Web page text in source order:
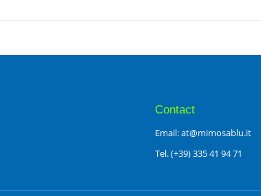
Contact
Email: at@mimosablu.it
Tel. (+39) 335 41 94 71